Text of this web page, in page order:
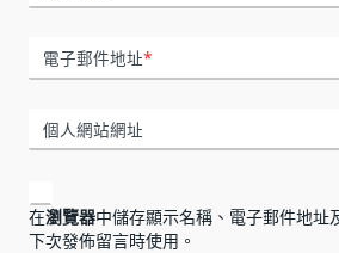
電子郵件地址*
個人網站網址
在瀏覽器中儲存顯示名稱、電子郵件地址
下次發佈留言時使用。